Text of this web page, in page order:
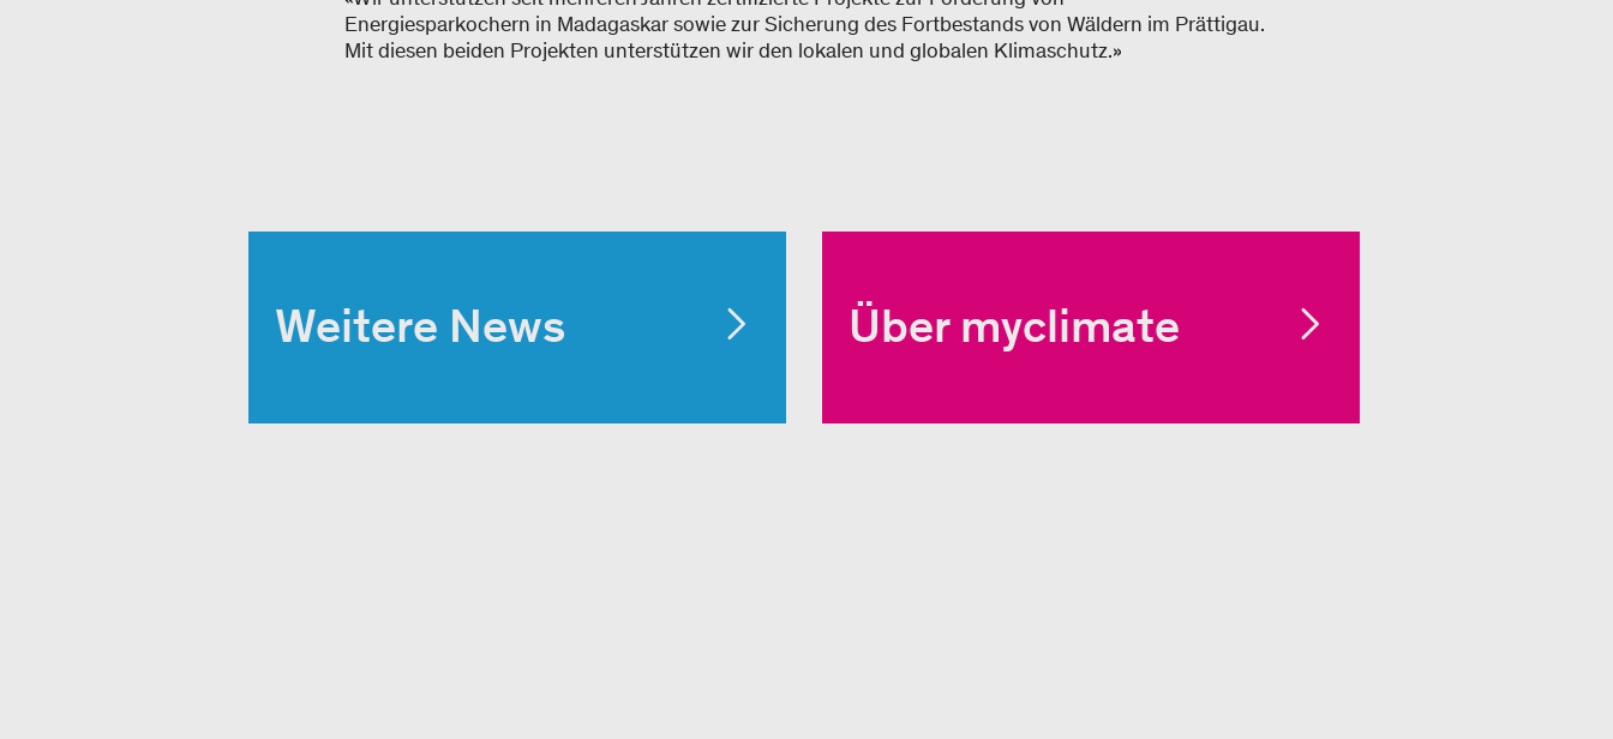
Energiesparkochern in Madagaskar sowie zur Sicherung des Fortbestands von Wäldern im Prättigau.
Mit diesen beiden Projekten unterstützen wir den lokalen und globalen Klimaschutz.»
Weitere News Über myclimate